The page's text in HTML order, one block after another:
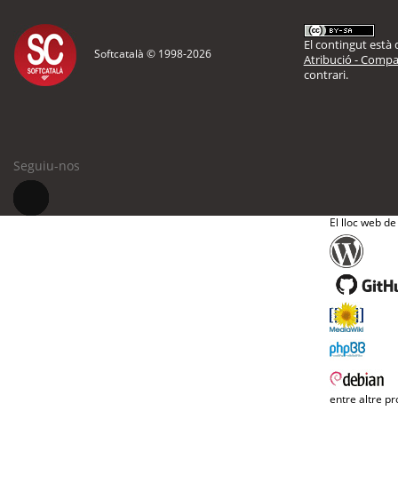
Softcatalà © 1998-2026
El contingut està
Atribució -
contrari.
Seguiu-nos
El lloc web
entre altre